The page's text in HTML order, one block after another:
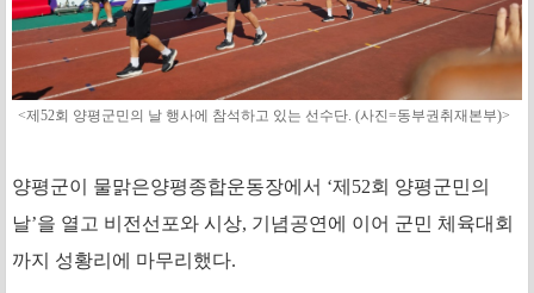
<제52회 양평군민의 날 행사에 참석하고 있는 선수단. (사진=동부권취재본부)>
양평군이 물맑은양평종합운동장에서 ‘제52회 양평군민의
날’을 열고 비전선포와 시상, 기념공연에 이어 군민 체육대회
까지 성황리에 마무리했다.